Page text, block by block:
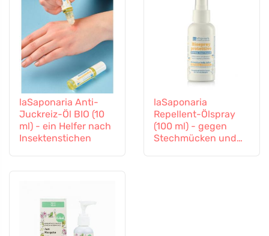
laSaponaria Anti-
Juckreiz-Öl BIO (10
ml) - ein Helfer nach
Insektenstichen
laSaponaria
Repellent-Ölspray
(100 ml) - gegen
Stechmücken und